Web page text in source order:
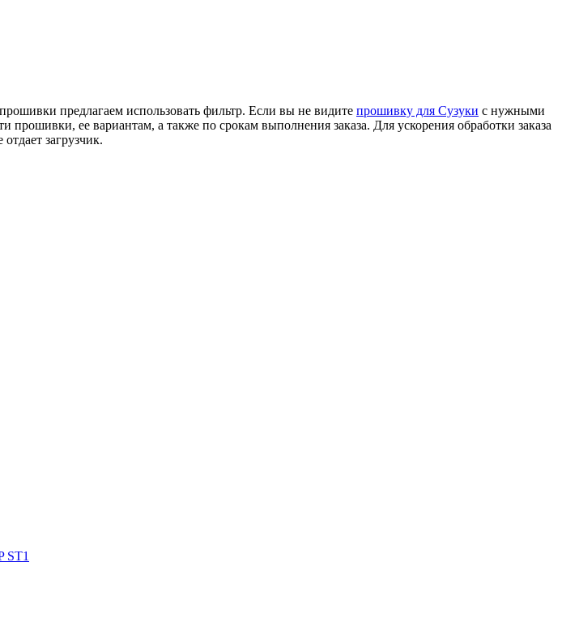
предлагаем использовать фильтр. Если вы не видите прошивку для Сузуки с нужными
ее вариантам, а также по срокам выполнения заказа. Для ускорения обработки заказа
загрузчик.
ST1